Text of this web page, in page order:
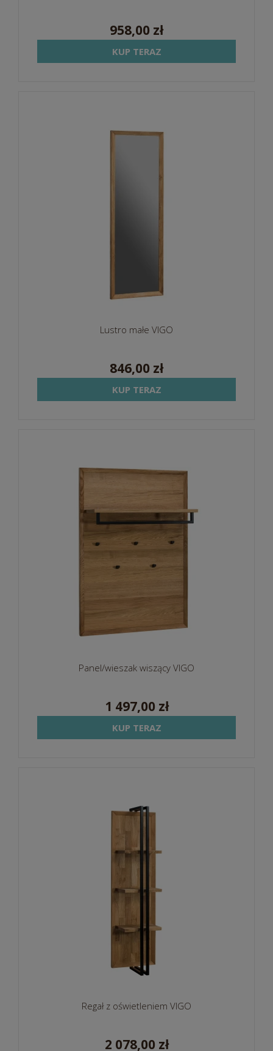
958,00 zł
KUP TERAZ
Lustro małe VIGO
846,00 zł
KUP TERAZ
Panel/wieszak wiszący VIGO
1 497,00 zł
KUP TERAZ
Regał z oświetleniem VIGO
2 078,00 zł